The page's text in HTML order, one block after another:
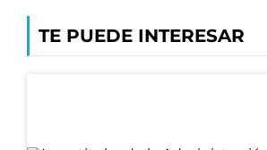
TE PUEDE INTERESAR